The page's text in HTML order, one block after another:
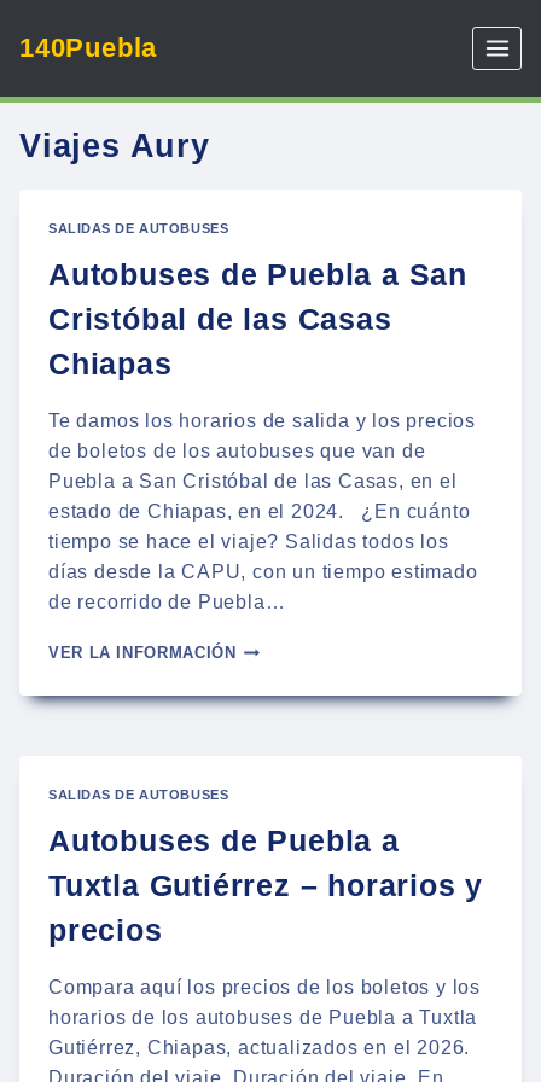
140Puebla
Viajes Aury
SALIDAS DE AUTOBUSES
Autobuses de Puebla a San
Cristóbal de las Casas
Chiapas
Te damos los horarios de salida y los precios
de boletos de los autobuses que van de
Puebla a San Cristóbal de las Casas, en el
estado de Chiapas, en el 2024. ¿En cuánto
tiempo se hace el viaje? Salidas todos los
días desde la CAPU, con un tiempo estimado
de recorrido de Puebla…
VER LA INFORMACIÓNAUTOBUSES
PUEBLA
CASAS
SALIDAS DE AUTOBUSES
Autobuses de Puebla a
Tuxtla Gutiérrez – horarios y
precios
Compara aquí los precios de los boletos y los
horarios de los autobuses de Puebla a Tuxtla
Gutiérrez, Chiapas, actualizados en el 2026.